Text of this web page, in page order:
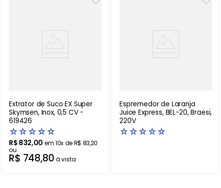
Extrator de Suco EX Super
Skymsen, Inox, 0,5 CV -
619426
☆☆☆☆☆
R$ 832,00 em10x deR$ 83,20
ou
R$ 748,80 à vista
Espremedor de Laranja
Juice Express, BEL-20, Braesi,
220V
☆☆☆☆☆